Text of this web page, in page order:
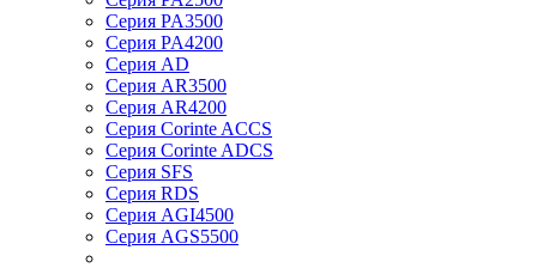
Серия PA3500
Серия PA4200
Серия AD
Серия AR3500
Серия AR4200
Серия Corinte ACCS
Серия Corinte ADCS
Серия SFS
Серия RDS
Серия AGI4500
Серия AGS5500